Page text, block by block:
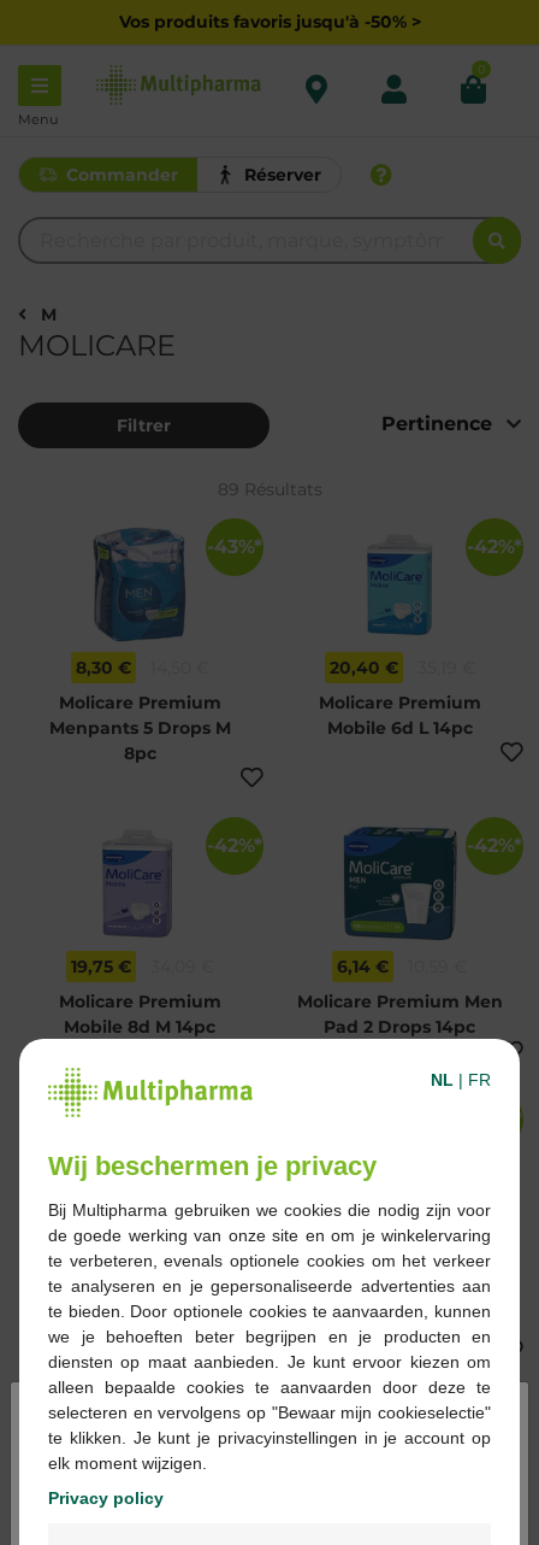
Vos produits favoris jusqu'à -50% >
Menu
0
Commander Réserver
M
MOLICARE
Filtrer
89 Résultats
-43%*
8,30 €
Molicare Premium
Menpants 5 Drops M
8pc
-42%*
20,40 €
Molicare Premium
Mobile 6d L 14pc
-42%*
19,75 €
Molicare Premium
Mobile 8d M 14pc
-42%*
6,14 €
Molicare Premium Men
Pad 2 Drops 14pc
16,40 €
28,29 €
MoliCare Premium Bed
Mat alèse 7D 60x90cm
25pc
-42%*
6,49 €
11,19 €
Molicare Premium Lady
Pad 4,5 Drops 43x16cm
14pc
-42%* -42%*
×
NL | FR
Wij beschermen je privacy
Bij Multipharma gebruiken we cookies die nodig zijn voor
de goede werking van onze site en om je winkelervaring
te verbeteren, evenals optionele cookies om het verkeer
te analyseren en je gepersonaliseerde advertenties aan
te bieden. Door optionele cookies te aanvaarden, kunnen
we je behoeften beter begrijpen en je producten en
diensten op maat aanbieden. Je kunt ervoor kiezen om
alleen bepaalde cookies te aanvaarden door deze te
selecteren en vervolgens op "Bewaar mijn cookieselectie"
te klikken. Je kunt je privacyinstellingen in je account op
elk moment wijzigen.
Privacy policy